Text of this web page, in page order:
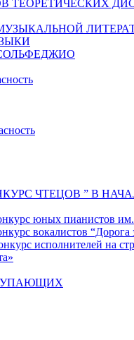
ТЕОРЕТИЧЕСКИХ
ЧТЕЦОВ ” В
юных пианистов
вокалистов “Дорога
исполнителей на